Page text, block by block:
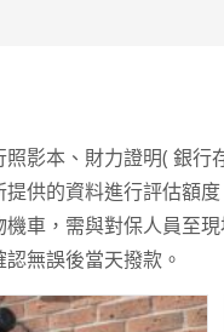
影本、財力證明( 銀
供的資料進行評估額度
車，需與對保人員至
無誤後當天撥款。